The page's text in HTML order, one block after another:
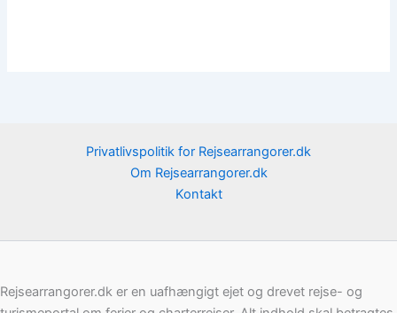
Privatlivspolitik for Rejsearrangorer.dk
Om Rejsearrangorer.dk
Kontakt
Rejsearrangorer.dk er en uafhængigt ejet og drevet rejse- og